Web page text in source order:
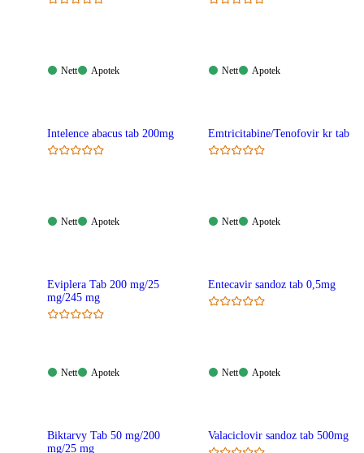
Nett:
Nett
Apotek:
Apotek
Nett:
Nett
Apotek:
Apotek
Intelence abacus tab 200mg
Nett:
Nett
Apotek:
Apotek
Emtricitabine/Tenofovir kr tab
Nett:
Nett
Apotek:
Apotek
Eviplera Tab 200 mg/25
mg/245 mg
Nett:
Nett
Apotek:
Apotek
Entecavir sandoz tab 0,5mg
Nett:
Nett
Apotek:
Apotek
Biktarvy Tab 50 mg/200
mg/25 mg
Valaciclovir sandoz tab 500mg